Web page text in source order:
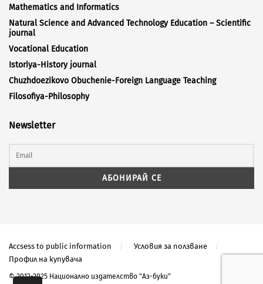
Mathematics and Informatics
Natural Science and Advanced Technology Education – Scientific
journal
Vocational Education
Istoriya-History journal
Chuzhdoezikovo Obuchenie-Foreign Language Teaching
Filosofiya-Philosophy
Newsletter
Accsess to public information
Условия за ползване
Профил на купувача
© 2012-2025 Национално издателство "Аз-буки"